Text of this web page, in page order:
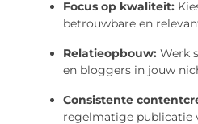
Focus op kwaliteit:
betrouwbare en
Relatieopbouw: Werk
en bloggers in jouw
Consistente
regelmatige publicatie